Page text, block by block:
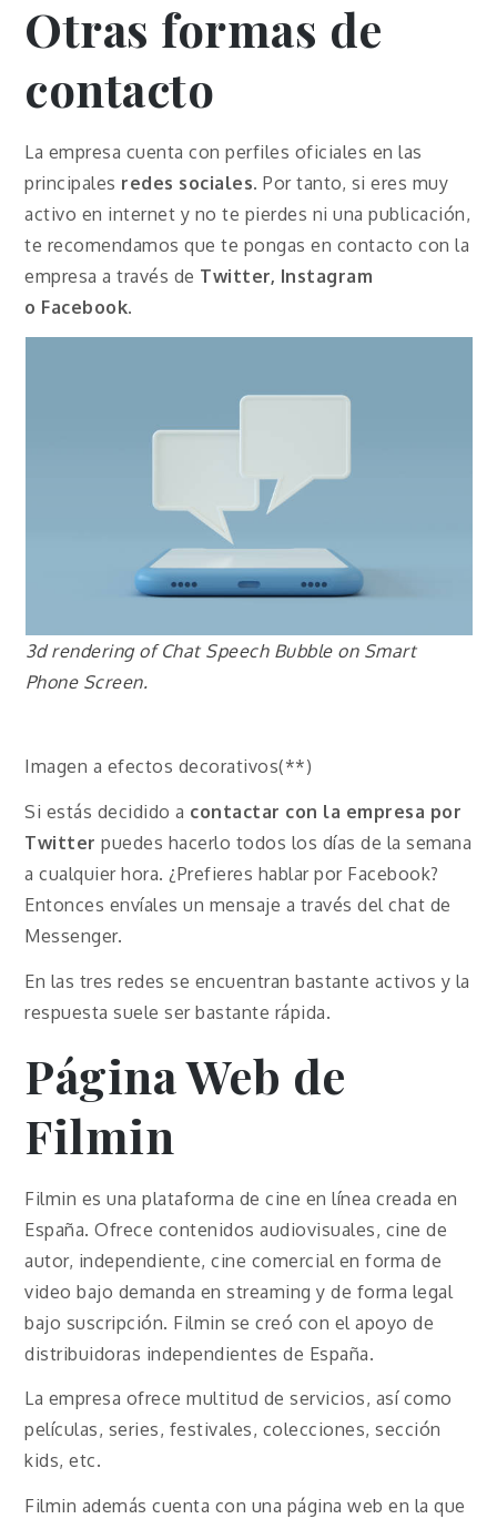
Otras formas de
contacto
La empresa cuenta con perfiles oficiales en las
principales redes sociales. Por tanto, si eres muy
activo en internet y no te pierdes ni una publicación,
te recomendamos que te pongas en contacto con la
empresa a través de Twitter, Instagram
o Facebook.
3d rendering of Chat Speech Bubble on Smart
Phone Screen.
Imagen a efectos decorativos(**)
Si estás decidido a contactar con la empresa por
Twitter puedes hacerlo todos los días de la semana
a cualquier hora. ¿Prefieres hablar por Facebook?
Entonces envíales un mensaje a través del chat de
Messenger.
En las tres redes se encuentran bastante activos y la
respuesta suele ser bastante rápida.
Página Web de
Filmin
Filmin es una plataforma de cine en línea creada en
España. Ofrece contenidos audiovisuales, cine de
autor, independiente, cine comercial en forma de
video bajo demanda en streaming y de forma legal
bajo suscripción. Filmin se creó con el apoyo de
distribuidoras independientes de España.
La empresa ofrece multitud de servicios, así como
películas, series, festivales, colecciones, sección
kids, etc.
Filmin además cuenta con una página web en la que